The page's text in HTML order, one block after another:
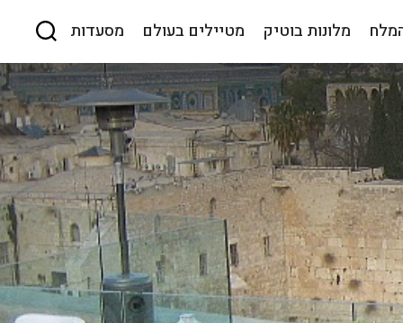
מלונות בוטיק מטיילים בעולם מסעדות